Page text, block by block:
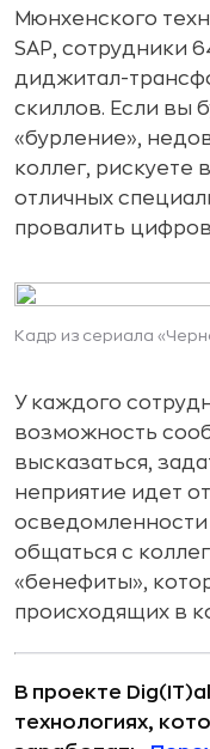
Мюнхенского
SAP, сотрудники
диджитал-
скиллов. Если вы
«бурление»,
коллег, рискуете
отличных
провалить
Кадр из сериала
У каждого
возможность
высказаться,
неприятие идет
общаться с
«бенефиты»,
происходящих в
В проекте
технологиях,